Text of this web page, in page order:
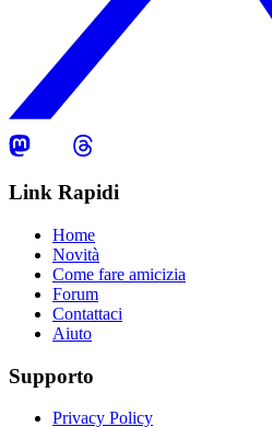
Link Rapidi
Home
Novità
Come fare amicizia
Forum
Contattaci
Aiuto
Supporto
Privacy Policy